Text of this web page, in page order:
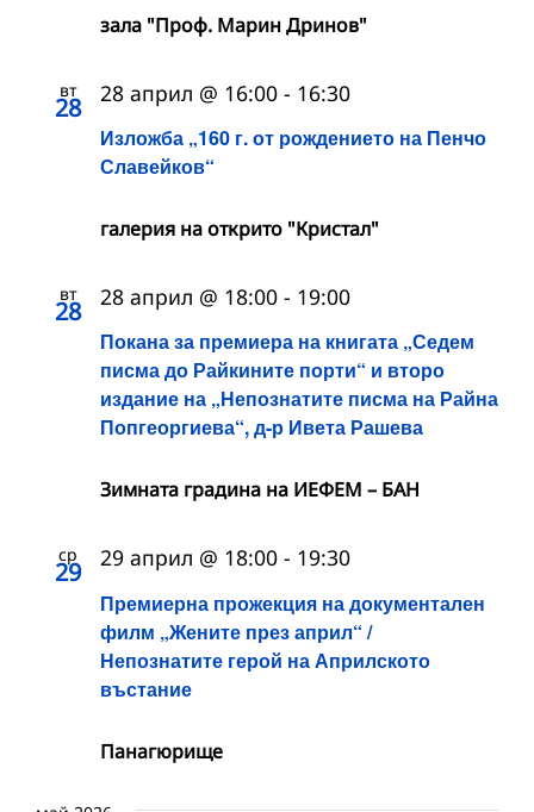
зала "Проф. Марин Дринов"
вт
28
Изложба „160 г. от рождението на Пенчо
Славейков“
28 април @ 16:00 - 16:30
галерия на открито "Кристал"
вт
28
Покана за премиера на книгата „Седем
писма до Райкините порти“ и второ
издание на „Непознатите писма на Райна
Попгеоргиева“, д-р Ивета Рашева
28 април @ 18:00 - 19:00
Зимната градина на ИЕФЕМ – БАН
ср
29
Премиерна прожекция на документален
филм „Жените през април“ /
Непознатите герой на Априлското
въстание
29 април @ 18:00 - 19:30
Панагюрище